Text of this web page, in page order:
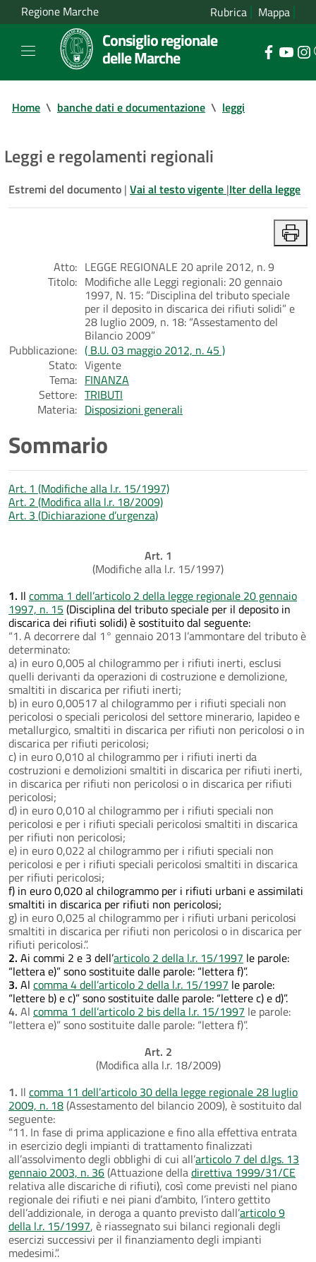
Regione Marche Rubrica Mappa
Consiglio regionale
delle Marche
Home \ banche dati e documentazione \ leggi
Leggi e regolamenti regionali
Estremi del documento | Vai al testo vigente |Iter della legge
Atto: LEGGE REGIONALE 20 aprile 2012, n. 9
Titolo: Modifiche alle Leggi regionali: 20 gennaio
1997, N. 15: “Disciplina del tributo speciale
per il deposito in discarica dei rifiuti solidi” e
28 luglio 2009, n. 18: “Assestamento del
Bilancio 2009”
Pubblicazione: ( B.U. 03 maggio 2012, n. 45 )
Stato: Vigente
Tema: FINANZA
Settore: TRIBUTI
Materia: Disposizioni generali
Sommario
Art. 1 (Modifiche alla l.r. 15/1997)
Art. 2 (Modifica alla l.r. 18/2009)
Art. 3 (Dichiarazione d’urgenza)
Art. 1
(Modifiche alla l.r. 15/1997)
1. Il comma 1 dell’articolo 2 della legge regionale 20 gennaio
1997, n. 15 (Disciplina del tributo speciale per il deposito in
discarica dei rifiuti solidi) è sostituito dal seguente:
“1. A decorrere dal 1° gennaio 2013 l’ammontare del tributo è
determinato:
a) in euro 0,005 al chilogrammo per i rifiuti inerti, esclusi
quelli derivanti da operazioni di costruzione e demolizione,
smaltiti in discarica per rifiuti inerti;
b) in euro 0,00517 al chilogrammo per i rifiuti speciali non
pericolosi o speciali pericolosi del settore minerario, lapideo e
metallurgico, smaltiti in discarica per rifiuti non pericolosi o in
discarica per rifiuti pericolosi;
c) in euro 0,010 al chilogrammo per i rifiuti inerti da
costruzioni e demolizioni smaltiti in discarica per rifiuti inerti,
in discarica per rifiuti non pericolosi o in discarica per rifiuti
pericolosi;
d) in euro 0,010 al chilogrammo per i rifiuti speciali non
pericolosi e per i rifiuti speciali pericolosi smaltiti in discarica
per rifiuti non pericolosi;
e) in euro 0,022 al chilogrammo per i rifiuti speciali non
pericolosi e per i rifiuti speciali pericolosi smaltiti in discarica
per rifiuti pericolosi;
f) in euro 0,020 al chilogrammo per i rifiuti urbani e assimilati
smaltiti in discarica per rifiuti non pericolosi;
g) in euro 0,025 al chilogrammo per i rifiuti urbani pericolosi
smaltiti in discarica per rifiuti non pericolosi o in discarica per
rifiuti pericolosi.”.
2. Ai commi 2 e 3 dell’articolo 2 della l.r. 15/1997 le parole:
“lettera e)” sono sostituite dalle parole: “lettera f)”.
3. Al comma 4 dell’articolo 2 della l.r. 15/1997 le parole:
“lettere b) e c)” sono sostituite dalle parole: “lettere c) e d)”.
4. Al comma 1 dell’articolo 2 bis della l.r. 15/1997 le parole:
“lettera e)” sono sostituite dalle parole: “lettera f)”.
Art. 2
(Modifica alla l.r. 18/2009)
1. Il comma 11 dell’articolo 30 della legge regionale 28 luglio
2009, n. 18(Assestamento del bilancio 2009), è sostituito dal
seguente:
“11. In fase di prima applicazione e fino alla effettiva entrata
in esercizio degli impianti di trattamento finalizzati
all’assolvimento degli obblighi di cui all’articolo 7 del d.lgs. 13
gennaio 2003, n. 36(Attuazione delladirettiva 1999/31/CE
relativa alle discariche di rifiuti), così come previsti nel piano
regionale dei rifiuti e nei piani d’ambito, l’intero gettito
dell’addizionale, in deroga a quanto previsto dall’articolo 9
della l.r. 15/1997, è riassegnato sui bilanci regionali degli
esercizi successivi per il finanziamento degli impianti
medesimi.”.